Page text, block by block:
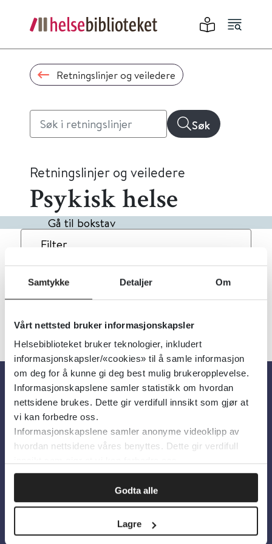
Samtykke Detaljer Om
Vårt nettsted bruker informasjonskapsler
Helsebiblioteket bruker teknologier, inkludert
informasjonskapsler/«cookies» til å samle informasjon
om deg for å kunne gi deg best mulig brukeropplevelse.
Informasjonskapslene samler statistikk om hvordan
nettsidene brukes. Dette gir verdifull innsikt som gjør at
vi kan forbedre oss.
Informasjonskapslene samler anonyme videoklipp av
hvordan nettsidene våres benyttes. Dette gir verdifull
Godta alle
Lagre
Retningslinjer og veiledere
Søk
Retningslinjer og veiledere
Psykisk helse
Gå til bokstav
Filter
8Treff Dato Alfabetisk
Om oss
Om Helsebiblioteket
Personvern og informasjonskapsler
Tilgjengelighetserklæring
Information in English
Bilder fra Colourbox.com